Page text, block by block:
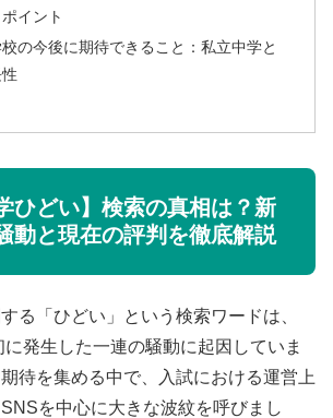
イント
の今後に期待できること：私立中学と
ひどい】検索の真相は？新
動と現在の評判を徹底解説
る「ひどい」という検索ワードは、
発生した一連の騒動に起因していま
待を集める中で、入試における運営上
を中心に大きな波紋を呼びまし